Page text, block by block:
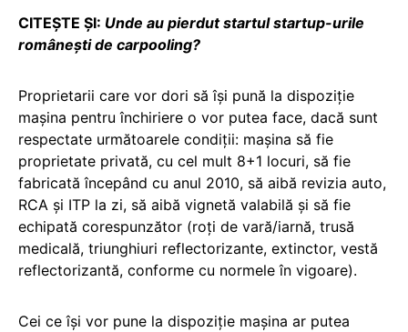
CITEȘTE ȘI: Unde au pierdut startul startup-urile
românești de carpooling?
Proprietarii care vor dori să își pună la dispoziție
mașina pentru închiriere o vor putea face, dacă sunt
respectate următoarele condiții: mașina să fie
proprietate privată, cu cel mult 8+1 locuri, să fie
fabricată începând cu anul 2010, să aibă revizia auto,
RCA și ITP la zi, să aibă vignetă valabilă și să fie
echipată corespunzător (roți de vară/iarnă, trusă
medicală, triunghiuri reflectorizante, extinctor, vestă
reflectorizantă, conforme cu normele în vigoare).
Cei ce își vor pune la dispoziție mașina ar putea